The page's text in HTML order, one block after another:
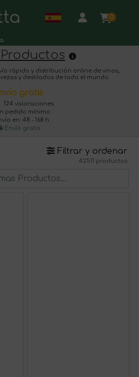
0
rápido y distribución online de vinos,
y destilados de todo el mundo.
gratis
124 valoraciones
pedido mínimo
en: 48 - 168 h
Envío gratis
Filtrar y ordenar
42511 productos